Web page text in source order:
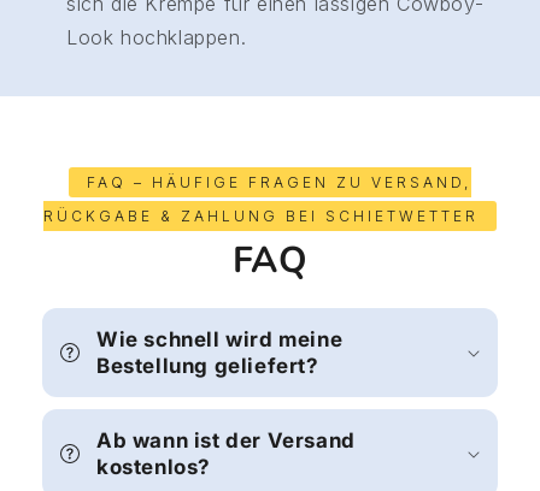
Look hochklappen.
FAQ – HÄUFIGE FRAGEN ZU VERSAND,
RÜCKGABE & ZAHLUNG BEI SCHIETWETTER
FAQ
Wie schnell wird meine
Bestellung geliefert?
Ab wann ist der Versand
kostenlos?